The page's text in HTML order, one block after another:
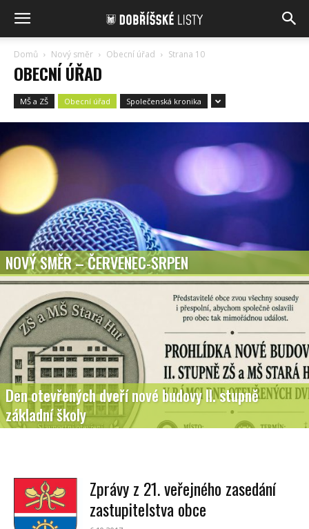
Domů Nový směr Obecní úřad Strana 10
OBECNÍ ÚŘAD
MŠ a ZŠ Obecní úřad Společenská kronika
NOVÝ SMĚR – ČERVENEC-SRPEN
Den otevřených dveří nové budovy II. stupně
základní školy
Zprávy z 21. veřejného zasedání
zastupitelstva obce